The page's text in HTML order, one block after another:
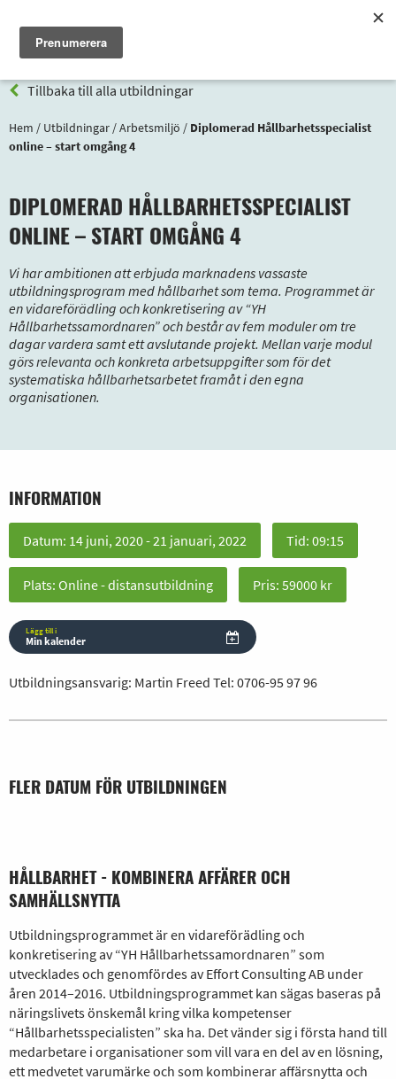
Meny
Tillbaka till alla utbildningar
Hem / Utbildningar /Arbetsmiljö / Diplomerad Hållbarhetsspecialist
online – start omgång 4
DIPLOMERAD HÅLLBARHETSSPECIALIST
ONLINE – START OMGÅNG 4
Vi har ambitionen att erbjuda marknadens vassaste
utbildningsprogram med hållbarhet som tema. Programmet är
en vidareförädling och konkretisering av “YH
Hållbarhetssamordnaren” och består av fem moduler om tre
dagar vardera samt ett avslutande projekt. Mellan varje modul
görs relevanta och konkreta arbetsuppgifter som för det
systematiska hållbarhetsarbetet framåt i den egna
organisationen.
INFORMATION
Datum: 14 juni, 2020 - 21 januari, 2022 Tid: 09:15
Plats: Online - distansutbildning Pris: 59000 kr
Lägg till i
Min kalender
Utbildningsansvarig: Martin Freed Tel: 0706-95 97 96
FLER DATUM FÖR UTBILDNINGEN
HÅLLBARHET - KOMBINERA AFFÄRER OCH
SAMHÄLLSNYTTA
Utbildningsprogrammet är en vidareförädling och
konkretisering av “YH Hållbarhetssamordnaren” som
utvecklades och genomfördes av Effort Consulting AB under
åren 2014–2016. Utbildningsprogrammet kan sägas baseras på
näringslivets önskemål kring vilka kompetenser
“Hållbarhetsspecialisten” ska ha. Det vänder sig i första hand till
medarbetare i organisationer som vill vara en del av en lösning,
ett medvetet varumärke och som kombinerar affärsnytta och